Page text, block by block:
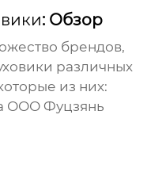
: Обзор
брендов,
различных
из них:
ООО Фуцзянь